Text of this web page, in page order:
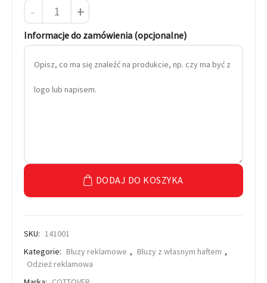
- +
Informacje do zamówienia (opcjonalne)
DODAJ DO KOSZYKA
SKU: 141001
Kategorie: Bluzy reklamowe , Bluzy z własnym haftem ,
Odzież reklamowa